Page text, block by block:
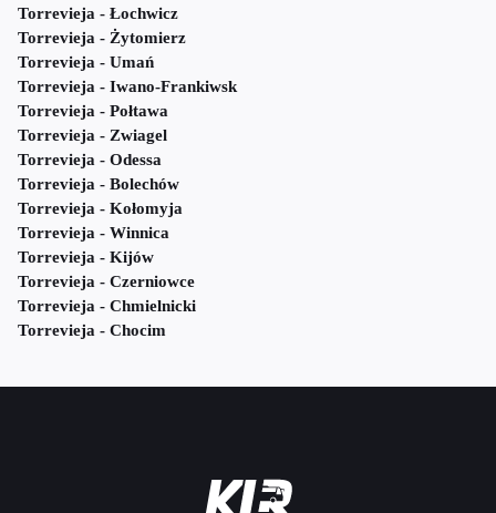
Torrevieja - Łochwicz
Torrevieja - Żytomierz
Torrevieja - Umań
Torrevieja - Iwano-Frankiwsk
Torrevieja - Połtawa
Torrevieja - Zwiagel
Torrevieja - Odessa
Torrevieja - Bolechów
Torrevieja - Kołomyja
Torrevieja - Winnica
Torrevieja - Kijów
Torrevieja - Czerniowce
Torrevieja - Chmielnicki
Torrevieja - Chocim